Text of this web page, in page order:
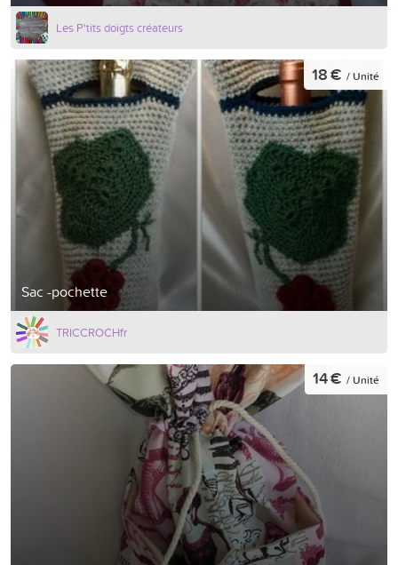
Les P'tits doigts créateurs
Sac -pochette
18 € / Unité
TRICCROCHfr
14 € / Unité